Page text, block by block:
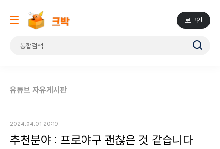
로그인
유튜브 자유게시판
2024.04.01 20:19
추천분야 : 프로야구 괜찮은 것 같습니다